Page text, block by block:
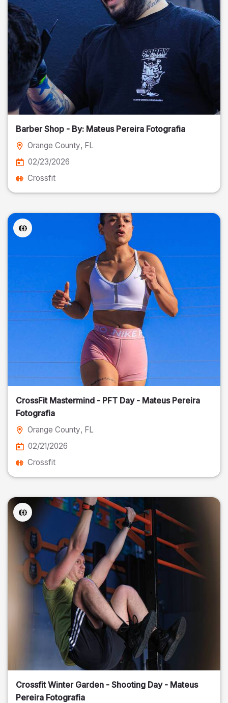
Barber Shop - By: Mateus Pereira Fotografia
Orange County, FL
02/23/2026
Crossfit
CrossFit Mastermind - PFT Day - Mateus Pereira
Fotografia
Orange County, FL
02/21/2026
Crossfit
Crossfit Winter Garden - Shooting Day - Mateus
Pereira Fotografia